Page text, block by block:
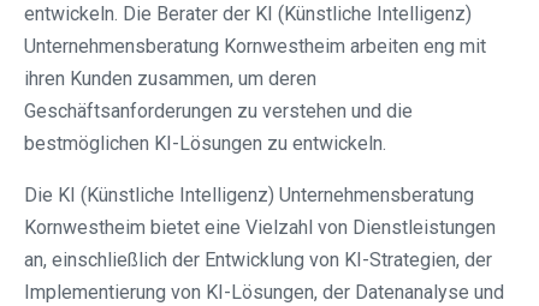
entwickeln. Die Berater der KI (Künstliche Intelligenz)
Unternehmensberatung Kornwestheim arbeiten eng mit
ihren Kunden zusammen, um deren
Geschäftsanforderungen zu verstehen und die
bestmöglichen KI-Lösungen zu entwickeln.
Die KI (Künstliche Intelligenz) Unternehmensberatung
Kornwestheim bietet eine Vielzahl von Dienstleistungen
an, einschließlich der Entwicklung von KI-Strategien, der
Implementierung von KI-Lösungen, der Datenanalyse und